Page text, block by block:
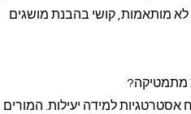
מותאמות, קושי בהבנת מושגים
מתמטיקה?
אסטרטגיות למידה יעילות. המורים